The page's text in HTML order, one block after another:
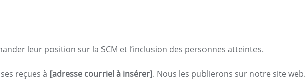
leur position sur la SCM et l’inclusion des personnes atteintes.
reçues à [adresse courriel à insérer]. Nous les publierons sur notre site web.